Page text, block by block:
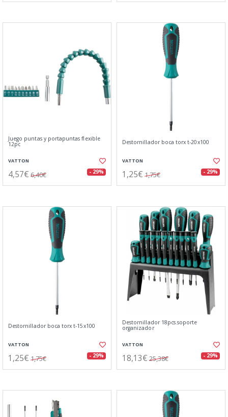
Juego puntas y portapuntas flexible
12pc
VATTON
4,57€ 6,40€ - 29%
Destornillador boca torx t-20x100
VATTON
1,25€ 1,75€ - 29%
Destornillador boca torx t-15x100
VATTON
1,25€ 1,75€ - 29%
Destornillador 18pcs.soporte
organizador
VATTON
18,13€ 25,38€ - 29%